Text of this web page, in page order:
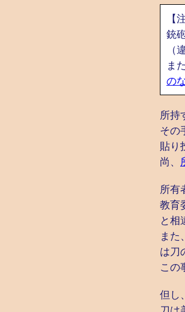
【
銃
（
ま
の
所持
その
貼り
尚、
所有
教育
と相
また
は刀
この
但し